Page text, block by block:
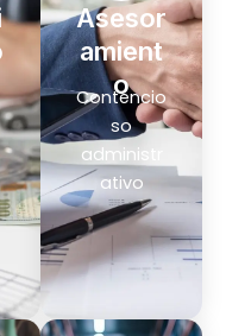
Asesor
amient
o
Contencio
so
administr
ativo